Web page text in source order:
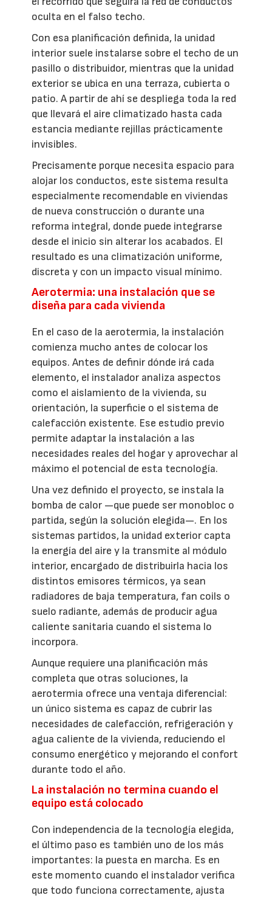
oculta en el falso techo.
Con esa planificación definida, la unidad
interior suele instalarse sobre el techo de un
pasillo o distribuidor, mientras que la unidad
exterior se ubica en una terraza, cubierta o
patio. A partir de ahí se despliega toda la red
que llevará el aire climatizado hasta cada
estancia mediante rejillas prácticamente
invisibles.
Precisamente porque necesita espacio para
alojar los conductos, este sistema resulta
especialmente recomendable en viviendas
de nueva construcción o durante una
reforma integral, donde puede integrarse
desde el inicio sin alterar los acabados. El
resultado es una climatización uniforme,
discreta y con un impacto visual mínimo.
Aerotermia: una instalación que se
diseña para cada vivienda
En el caso de la aerotermia, la instalación
comienza mucho antes de colocar los
equipos. Antes de definir dónde irá cada
elemento, el instalador analiza aspectos
como el aislamiento de la vivienda, su
orientación, la superficie o el sistema de
calefacción existente. Ese estudio previo
permite adaptar la instalación a las
necesidades reales del hogar y aprovechar al
máximo el potencial de esta tecnología.
Una vez definido el proyecto, se instala la
bomba de calor —que puede ser monobloc o
partida, según la solución elegida—. En los
sistemas partidos, la unidad exterior capta
la energía del aire y la transmite al módulo
interior, encargado de distribuirla hacia los
distintos emisores térmicos, ya sean
radiadores de baja temperatura, fan coils o
suelo radiante, además de producir agua
caliente sanitaria cuando el sistema lo
incorpora.
Aunque requiere una planificación más
completa que otras soluciones, la
aerotermia ofrece una ventaja diferencial:
un único sistema es capaz de cubrir las
necesidades de calefacción, refrigeración y
agua caliente de la vivienda, reduciendo el
consumo energético y mejorando el confort
durante todo el año.
La instalación no termina cuando el
equipo está colocado
Con independencia de la tecnología elegida,
el último paso es también uno de los más
importantes: la puesta en marcha. Es en
este momento cuando el instalador verifica
que todo funciona correctamente, ajusta